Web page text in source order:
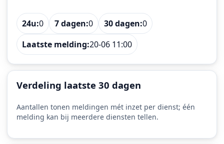
24u:0 7 dagen:0 30 dagen:0
Laatste melding:20-06 11:00
Verdeling laatste 30 dagen
Aantallen tonen meldingen mét inzet per dienst; één
melding kan bij meerdere diensten tellen.